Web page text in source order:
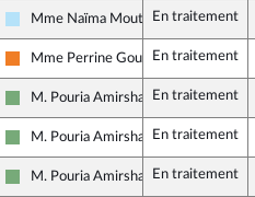
Horizons & Indépendants
Mme Naïma MoutchouEn traitement
Les Démocrates
Mme Perrine GouletEn traitement
Écologiste et Social
M. Pouria AmirshahiEn traitement
Écologiste et Social
M. Pouria AmirshahiEn traitement
Écologiste et Social
M. Pouria AmirshahiEn traitement